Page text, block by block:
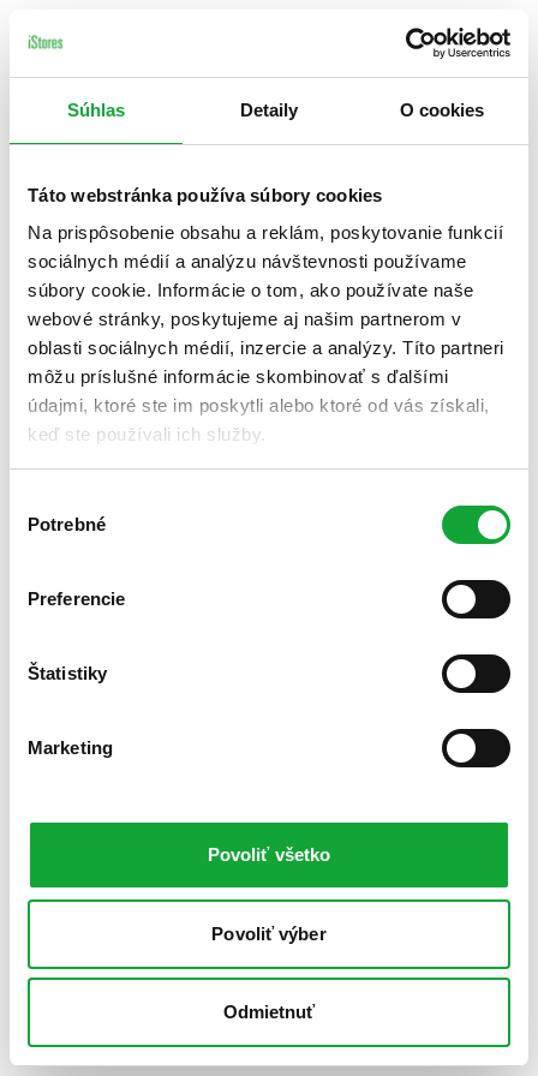
Súhlas Detaily O cookies
Táto webstránka používa súbory cookies
Na prispôsobenie obsahu a reklám, poskytovanie funkcií
sociálnych médií a analýzu návštevnosti používame
súbory cookie. Informácie o tom, ako používate naše
webové stránky, poskytujeme aj našim partnerom v
oblasti sociálnych médií, inzercie a analýzy. Títo partneri
môžu príslušné informácie skombinovať s ďalšími
údajmi, ktoré ste im poskytli alebo ktoré od vás získali,
keď ste používali ich služby.
súhlasu
Potrebné
Preferencie
Štatistiky
Marketing
Povoliť všetko
Povoliť výber
Odmietnuť